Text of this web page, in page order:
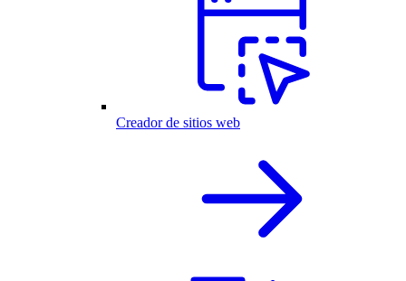
Creador de sitios web